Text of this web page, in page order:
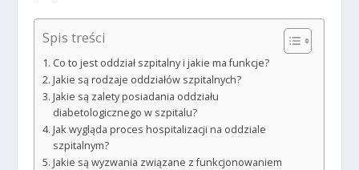
Spis treści
Co to jest oddział szpitalny i jakie ma funkcje?
Jakie są rodzaje oddziałów szpitalnych?
Jakie są zalety posiadania oddziału
diabetologicznego w szpitalu?
Jak wygląda proces hospitalizacji na oddziale
szpitalnym?
Jakie są wyzwania związane z funkcjonowaniem